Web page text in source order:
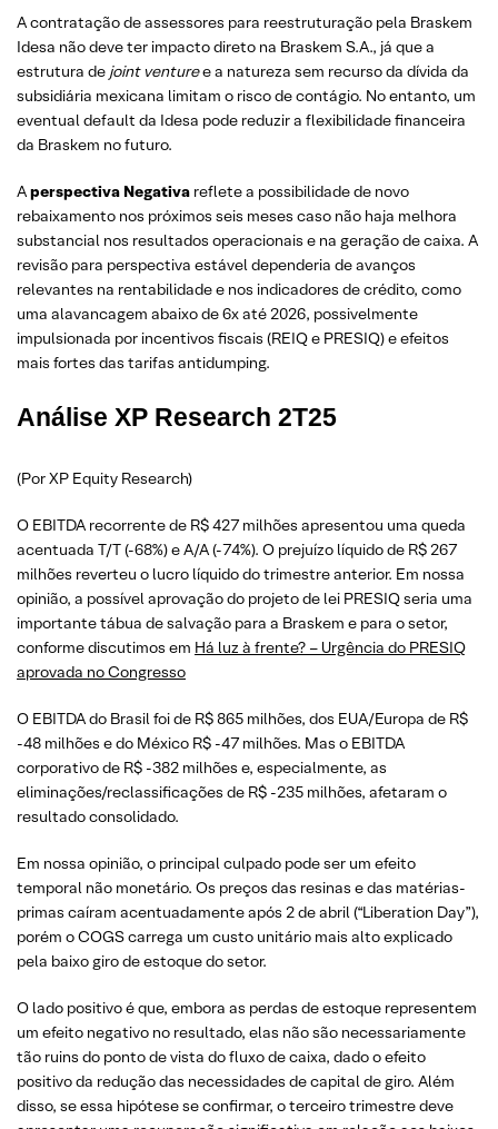
A contratação de assessores para reestruturação pela Braskem
Idesa não deve ter impacto direto na Braskem S.A., já que a
estrutura de joint venturee a natureza sem recurso da dívida da
subsidiária mexicana limitam o risco de contágio. No entanto, um
eventual default da Idesa pode reduzir a flexibilidade financeira
da Braskem no futuro.
Aperspectiva Negativa reflete a possibilidade de novo
rebaixamento nos próximos seis meses caso não haja melhora
substancial nos resultados operacionais e na geração de caixa. A
revisão para perspectiva estável dependeria de avanços
relevantes na rentabilidade e nos indicadores de crédito, como
uma alavancagem abaixo de 6x até 2026, possivelmente
impulsionada por incentivos fiscais (REIQ e PRESIQ) e efeitos
mais fortes das tarifas antidumping.
Análise XP Research 2T25
(Por XP Equity Research)
O EBITDA recorrente de R$ 427 milhões apresentou uma queda
acentuada T/T (-68%) e A/A (-74%). O prejuízo líquido de R$ 267
milhões reverteu o lucro líquido do trimestre anterior. Em nossa
opinião, a possível aprovação do projeto de lei PRESIQ seria uma
importante tábua de salvação para a Braskem e para o setor,
conforme discutimos em Há luz à frente? – Urgência do PRESIQ
aprovada no Congresso
O EBITDA do Brasil foi de R$ 865 milhões, dos EUA/Europa de R$
-48 milhões e do México R$ -47 milhões. Mas o EBITDA
corporativo de R$ -382 milhões e, especialmente, as
eliminações/reclassificações de R$ -235 milhões, afetaram o
resultado consolidado.
Em nossa opinião, o principal culpado pode ser um efeito
temporal não monetário. Os preços das resinas e das matérias-
primas caíram acentuadamente após 2 de abril (“Liberation Day”),
porém o COGS carrega um custo unitário mais alto explicado
pela baixo giro de estoque do setor.
O lado positivo é que, embora as perdas de estoque representem
um efeito negativo no resultado, elas não são necessariamente
tão ruins do ponto de vista do fluxo de caixa, dado o efeito
positivo da redução das necessidades de capital de giro. Além
disso, se essa hipótese se confirmar, o terceiro trimestre deve